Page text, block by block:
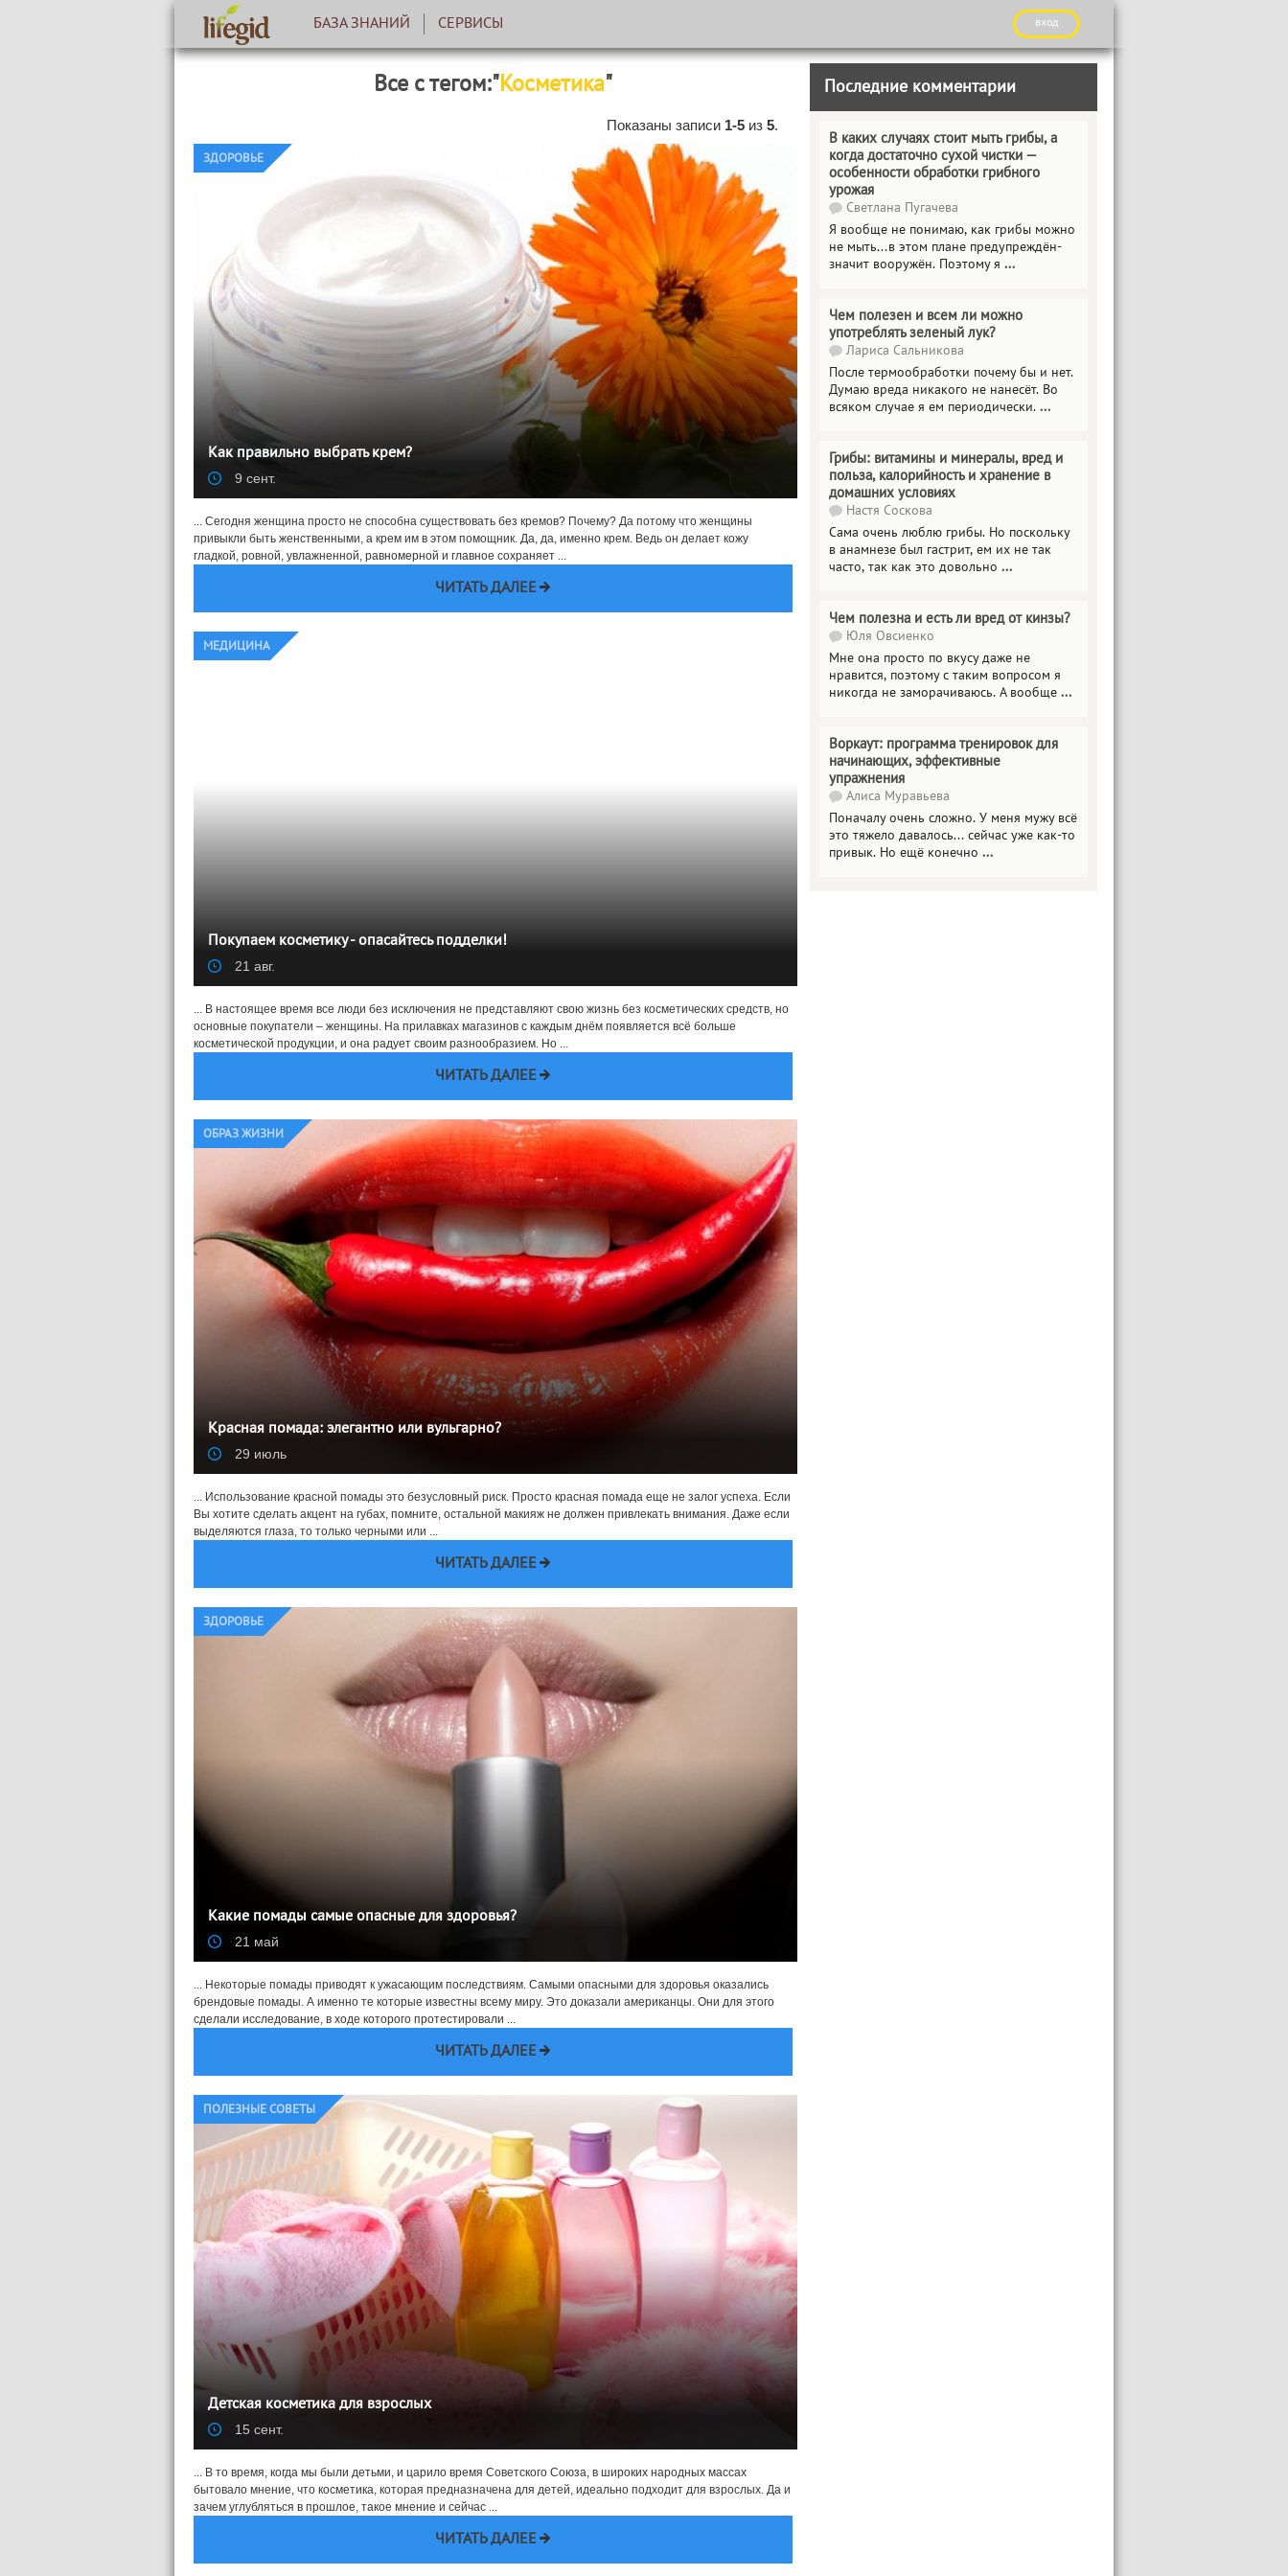
БАЗА ЗНАНИЙ СЕРВИСЫ вход
Последние комментарии
В каких случаях стоит мыть грибы, а
когда достаточно сухой чистки —
особенности обработки грибного
урожая
Светлана Пугачева
Я вообще не понимаю, как грибы можно
не мыть...в этом плане предупреждён-
значит вооружён. Поэтому я ...
Чем полезен и всем ли можно
употреблять зеленый лук?
Лариса Сальникова
После термообработки почему бы и нет.
Думаю вреда никакого не нанесёт. Во
всяком случае я ем периодически. ...
Грибы: витамины и минералы, вред и
польза, калорийность и хранение в
домашних условиях
Настя Соскова
Сама очень люблю грибы. Но поскольку
в анамнезе был гастрит, ем их не так
часто, так как это довольно ...
Чем полезна и есть ли вред от кинзы?
Юля Овсиенко
Мне она просто по вкусу даже не
нравится, поэтому с таким вопросом я
никогда не заморачиваюсь. А вообще ...
Воркаут: программа тренировок для
начинающих, эффективные
упражнения
Алиса Муравьева
Поначалу очень сложно. У меня мужу всё
это тяжело давалось... сейчас уже как-то
привык. Но ещё конечно ...
Все с тегом:"Косметика"
Показаны записи 1-5из 5.
ЗДОРОВЬЕ
Как правильно выбрать крем?
9 сент.
... Сегодня женщина просто не способна существовать без кремов? Почему? Да потому что женщины
привыкли быть женственными, а крем им в этом помощник. Да, да, именно крем. Ведь он делает кожу
гладкой, ровной, увлажненной, равномерной и главное сохраняет ...
ЧИТАТЬ ДАЛЕЕ
МЕДИЦИНА
Покупаем косметику - опасайтесь подделки!
21 авг.
... В настоящее время все люди без исключения не представляют свою жизнь без косметических средств, но
основные покупатели – женщины. На прилавках магазинов с каждым днём появляется всё больше
косметической продукции, и она радует своим разнообразием. Но ...
ЧИТАТЬ ДАЛЕЕ
ОБРАЗ ЖИЗНИ
Красная помада: элегантно или вульгарно?
29 июль
... Использование красной помады это безусловный риск. Просто красная помада еще не залог успеха. Если
Вы хотите сделать акцент на губах, помните, остальной макияж не должен привлекать внимания. Даже если
выделяются глаза, то только черными или ...
ЧИТАТЬ ДАЛЕЕ
ЗДОРОВЬЕ
Какие помады самые опасные для здоровья?
21 май
... Некоторые помады приводят к ужасающим последствиям. Самыми опасными для здоровья оказались
брендовые помады. А именно те которые известны всему миру. Это доказали американцы. Они для этого
сделали исследование, в ходе которого протестировали ...
ЧИТАТЬ ДАЛЕЕ
ПОЛЕЗНЫЕ СОВЕТЫ
Детская косметика для взрослых
15 сент.
... В то время, когда мы были детьми, и царило время Советского Союза, в широких народных массах
бытовало мнение, что косметика, которая предназначена для детей, идеально подходит для взрослых. Да и
зачем углубляться в прошлое, такое мнение и сейчас ...
ЧИТАТЬ ДАЛЕЕ